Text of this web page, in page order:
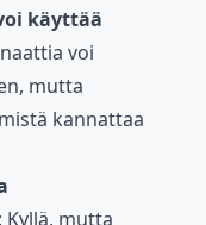
käyttää
voi
mutta
kannattaa
Kyllä, mutta